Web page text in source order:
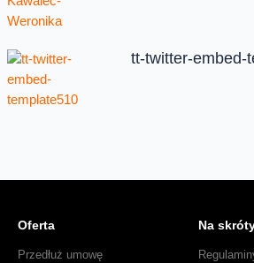
tt-twitter-embed-
Oferta
Przedłuż umowę
Na